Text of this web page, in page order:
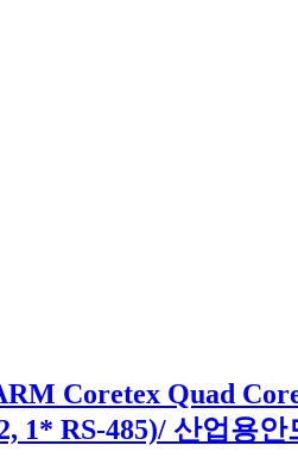
Coretex Quad
1* RS-485)/ 산업용